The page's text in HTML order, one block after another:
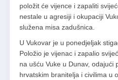
položit će vijence i zapaliti
nestale u agresiji i okupaciji
služena misa zadušnica.
U Vukovar je u ponedjeljak
Položio je vijenac i zapalio
na ušću Vuke u Dunav, odajući
hrvatskim branitelja i civilima u